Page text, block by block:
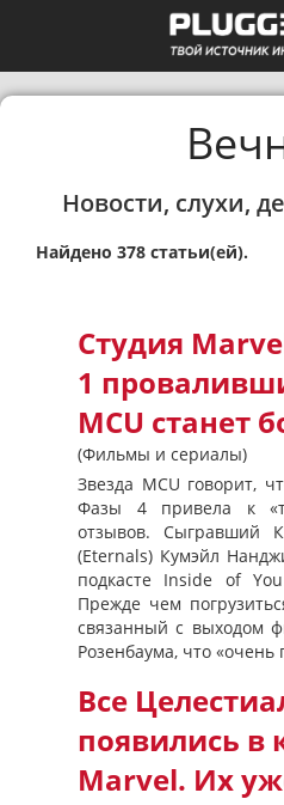
Новости, слухи,
Найдено 378 статьи(ей).
Студия
1
MCU станет
(Фильмы и сериалы)
Звезда MCU говорит,
Фазы 4 привела к
отзывов. Сыгравший
(Eternals) Кумэйл
подкасте Inside of
Прежде чем
связанный с выходом
Розенбаума, что
Все
появились в
Marvel. Их